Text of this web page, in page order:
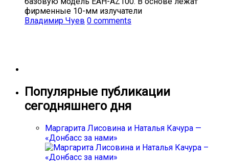
фирменные 10-мм излучатели
Владимир Чуев 0 comments
Популярные публикации
сегодняшнего дня
Маргарита Лисовина и Наталья Качура —
«Донбасс за нами»